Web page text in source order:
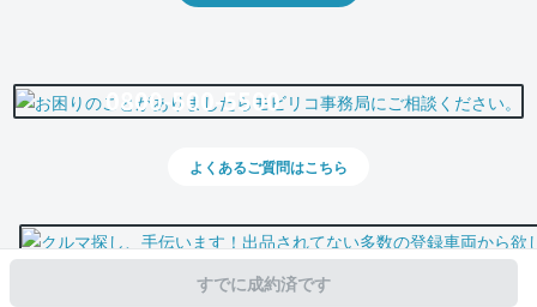
すでに成約済です
0800-500-5500
よくあるご質問はこちら